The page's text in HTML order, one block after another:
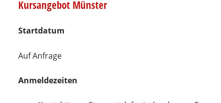
Kursangebot Münster
Startdatum
Auf Anfrage
Anmeldezeiten